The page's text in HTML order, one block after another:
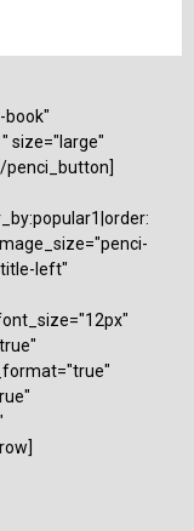
book"
size="large"
penci_button]
left"